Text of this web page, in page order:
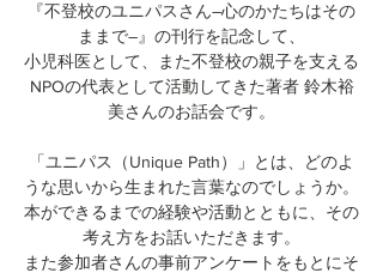
『不登校のユニパスさん―心のかたちはその
ままで―』の刊行を記念して、
小児科医として、また不登校の親子を支える
NPOの代表として活動してきた著者 鈴木裕
美さんのお話会です。
「ユニパス（Unique Path）」とは、どのよ
うな思いから生まれた言葉なのでしょうか。
本ができるまでの経験や活動とともに、その
考え方をお話いただきます。
また参加者さんの事前アンケートをもとにそ